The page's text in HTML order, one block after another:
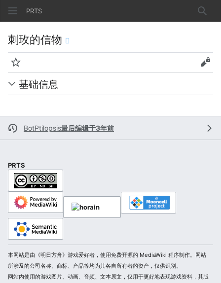
PRTS 搜索
刺玫的信物
监视 查看
基础信息
BotPtilopsis最后编辑于3年前
PRTS
本网站是由《明日方舟》游戏爱好者，使用免费开源的 MediaWiki 程序制作。网站
所涉及的公司名称、商标、产品等均为其各自所有者的资产，仅供识别。
网站内使用的游戏图片、动画、音频、文本原文，仅用于更好地表现游戏资料，其版